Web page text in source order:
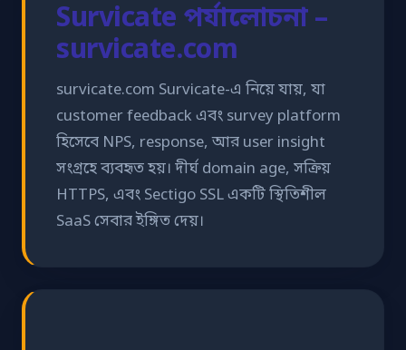
Survicate পর্যালোচনা –
survicate.com
survicate.com Survicate-এ নিয়ে যায়, যা
customer feedback এবং survey platform
হিসেবে NPS, response, আর user insight
সংগ্রহে ব্যবহৃত হয়। দীর্ঘ domain age, সক্রিয়
HTTPS, এবং Sectigo SSL একটি স্থিতিশীল
SaaS সেবার ইঙ্গিত দেয়।